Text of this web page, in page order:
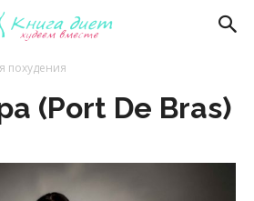
похудения
(Port De Bras)